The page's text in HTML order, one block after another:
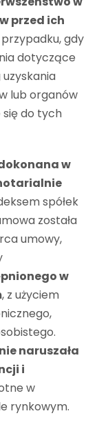
przed ich
przypadku, gdy
dotyczące
lub organów
się do tych
w
spółek
została
umowy,
w
, z użyciem
naruszała
i
w
rynkowym.